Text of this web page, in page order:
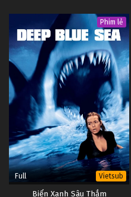
Phim lẻ
Full Vietsub
Biển Xanh Sâu Thẳm